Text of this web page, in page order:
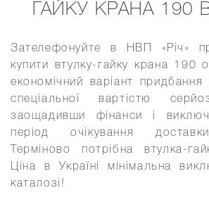
ГАЙКУ КРАНА 190
Зателефонуйте в НВП «Річ»
купити втулку-гайку крана 190
економічний варіант
спеціальної вартістю
заощадивши фінанси і
період очікування
Терміново потрібна втулка-
Ціна в Україні мінімальна
каталозі!